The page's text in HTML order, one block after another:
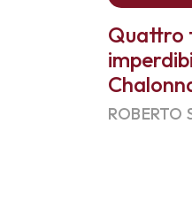
Quattro
ROBERTO